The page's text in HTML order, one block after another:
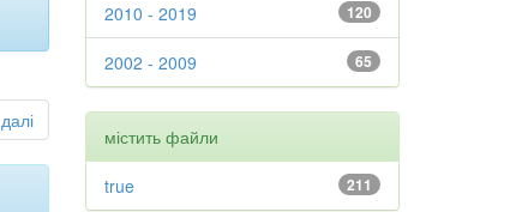
далі
120
2010 - 2019
65
2002 - 2009
містить файли
211
true